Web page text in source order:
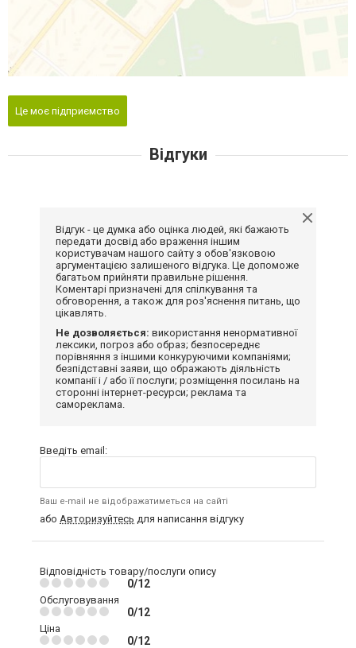
Це моє підприємство
Відгуки
Відгук - це думка або оцінка людей, які бажають
передати досвід або враження іншим
користувачам нашого сайту з обов'язковою
аргументацією залишеного відгука. Це допоможе
багатьом прийняти правильне рішення.
Коментарі призначені для спілкування та
обговорення, а також для роз'яснення питань, що
цікавлять.
Не дозволяється: використання ненормативної
лексики, погроз або образ; безпосереднє
порівняння з іншими конкуруючими компаніями;
безпідставні заяви, що ображають діяльність
компанії і / або її послуги; розміщення посилань на
сторонні інтернет-ресурси; реклама та
самореклама.
Введіть email:
Ваш e-mail не відображатиметься на сайті
або Авторизуйтесь для написання відгуку
Відповідність товару/послуги опису
0/12
Обслуговування
0/12
Ціна
0/12